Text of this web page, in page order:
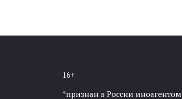
16+
*признан в России иноагентом